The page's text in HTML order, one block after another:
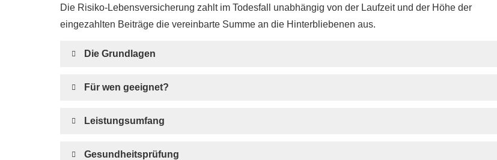
Die Risiko-Lebensversicherung zahlt im Todesfall unabhängig von der Laufzeit und der Höhe der
eingezahlten Beiträge die vereinbarte Summe an die Hinterbliebenen aus.
Die Grundlagen
Für wen geeignet?
Leistungsumfang
Gesundheitsprüfung